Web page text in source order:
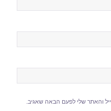
והאתר שלי לפעם הבאה שאגיב.